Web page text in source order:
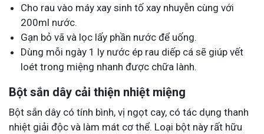
Cho rau vào máy xay sinh tố xay nhuyễn cùng với
200ml nước.
Gạn bỏ vã và lọc lấy phần nước để uống.
Dùng mỗi ngày 1 ly nước ép rau diếp cá sẽ giúp vết
loét trong miệng nhanh được chữa lành.
Bột sắn dây cải thiện nhiệt miệng
Bột sắn dây có tính bình, vị ngọt cay, có tác dụng thanh
nhiệt giải độc và làm mát cơ thể. Loại bột này rất hữu